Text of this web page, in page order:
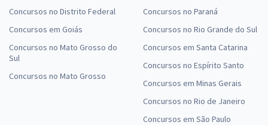
Concursos no Distrito Federal
Concursos em Goiás
Concursos no Mato Grosso do
Sul
Concursos no Mato Grosso
Concursos no Paraná
Concursos no Rio Grande do Sul
Concursos em Santa Catarina
Concursos no Espírito Santo
Concursos em Minas Gerais
Concursos no Rio de Janeiro
Concursos em São Paulo